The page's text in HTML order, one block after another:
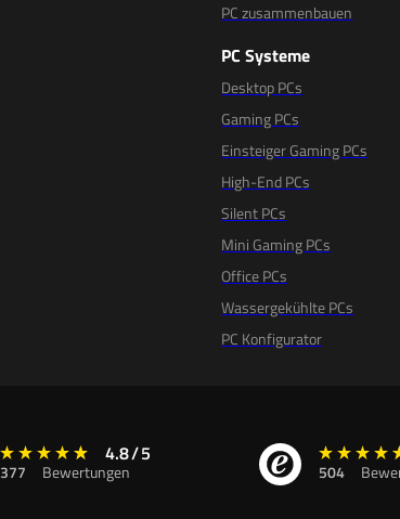
PC zusammenbauen
PC Systeme
Desktop PCs
Gaming PCs
Einsteiger Gaming PCs
High-End PCs
Silent PCs
Mini Gaming PCs
Office PCs
Wassergekühlte PCs
PC Konfigurator
4.8/5
377 Bewertungen 504